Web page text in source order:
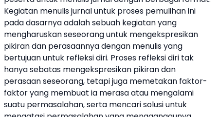
Kegiatan menulis jurnal untuk proses pemulihan ini
pada dasarnya adalah sebuah kegiatan yang
mengharuskan seseorang untuk mengekspresikan
pikiran dan perasaannya dengan menulis yang
bertujuan untuk refleksi diri. Proses refleksi diri tak
hanya sebatas mengekspresikan pikiran dan
perasaan seseorang, tetapi juga memetakan faktor-
faktor yang membuat ia merasa atau mengalami
suatu permasalahan, serta mencari solusi untuk